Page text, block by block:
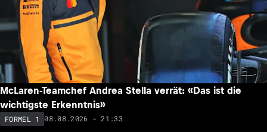
McLaren-Teamchef Andrea Stella verrät: «Das ist die
wichtigste Erkenntnis»
FORMEL 1 08.08.2026 - 21:33